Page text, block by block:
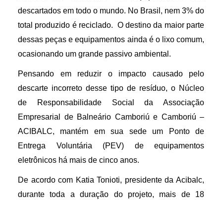
descartados em todo o mundo. No Brasil, nem 3% do
total produzido é reciclado.  O destino da maior parte
dessas peças e equipamentos ainda é o lixo comum,
ocasionando um grande passivo ambiental.
Pensando em reduzir o impacto causado pelo
descarte incorreto desse tipo de resíduo, o Núcleo
de Responsabilidade Social da Associação
Empresarial de Balneário Camboriú e Camboriú –
ACIBALC, mantém em sua sede um Ponto de
Entrega Voluntária (PEV) de equipamentos
eletrônicos há mais de cinco anos.
De acordo com Katia Tonioti, presidente da Acibalc,
durante toda a duração do projeto, mais de 18